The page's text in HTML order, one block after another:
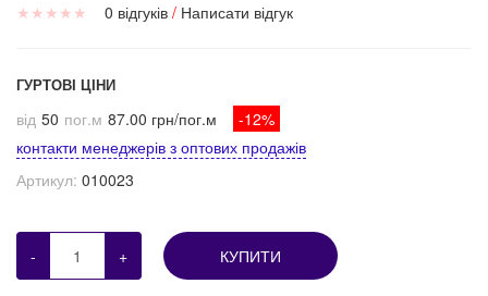
★ ★ ★ ★ ★ 0 відгуків / Написати відгук
ГУРТОВІ ЦІНИ
від 50 пог.м 87.00 грн/пог.м
-12%
контакти менеджерів з оптових продажів
Артикул: 010023
- + КУПИТИ